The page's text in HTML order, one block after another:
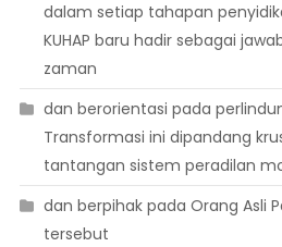
dalam setiap tahapan
KUHAP baru hadir sebagai
zaman
dan berorientasi pada
Transformasi ini dipandang
tantangan sistem peradilan
dan berpihak pada Orang Asli
tersebut